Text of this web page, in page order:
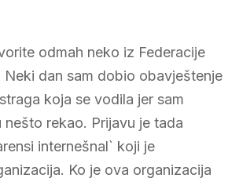
odmah neko iz Federacije
Neki dan sam dobio obavještenje
koja se vodila jer sam
nešto rekao. Prijavu je tada
internešnal` koji je
Ko je ova organizacija